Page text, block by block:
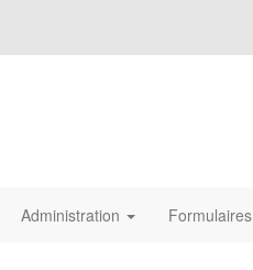
Administration Formulaires